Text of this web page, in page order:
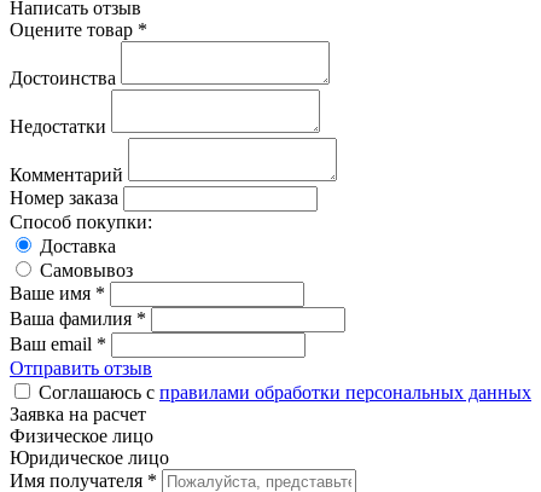
Написать отзыв
Оцените товар *
Достоинства
Недостатки
Комментарий
Номер заказа
Способ покупки:
Доставка
Самовывоз
Ваше имя *
Ваша фамилия *
Ваш email *
Отправить отзыв
Соглашаюсь с правилами обработки персональных данных
Заявка на расчет
Физическое лицо
Юридическое лицо
Имя получателя *